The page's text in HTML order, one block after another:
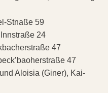
Stnaße 59
24
47
47
Aloisia (Giner), Kai-